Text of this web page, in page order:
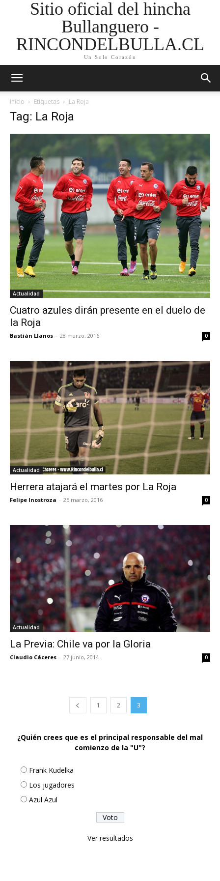
Sitio oficial del hincha
Bullanguero -
RINCONDELBULLA.CL
Un Solo Corazón
Inicio Etiquetas La Roja
Tag: La Roja
Actualidad
Cuatro azules dirán presente en el duelo de
la Roja
Bastián Llanos - 28 marzo, 2016 0
Actualidad
Herrera atajará el martes por La Roja
Felipe Inostroza - 25 marzo, 2016 0
Actualidad
La Previa: Chile va por la Gloria
Claudio Cáceres - 27 junio, 2014 0
1 2 3
¿Quién crees que es el principal responsable del mal
comienzo de la "U"?
Frank Kudelka
Los jugadores
Azul Azul
Ver resultados